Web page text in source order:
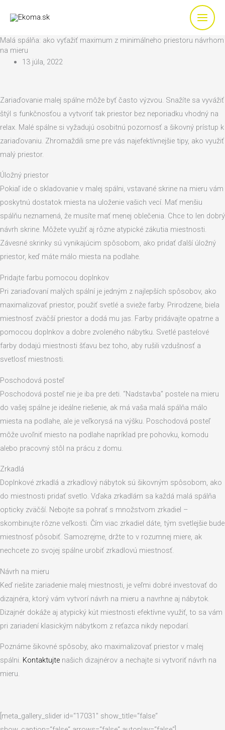
Malá spálňa: ako vyťažiť maximum z minimálneho priestoru návrhom
na mieru
13 júla, 2022
Zariaďovanie malej spálne môže byť často výzvou. Snažíte sa vyvážiť
štýl s funkčnosťou a vytvoriť tak priestor bez neporiadku vhodný na
relax. Malé spálne si vyžadujú osobitnú pozornosť a šikovný prístup k
zariaďovaniu. Zhromaždili sme pre vás najefektívnejšie tipy, ako využiť
malý priestor.
Úložný priestor
Pokiaľ ide o skladovanie v malej spálni, vstavané skrine na mieru vám
poskytnú dostatok miesta na uloženie vašich vecí. Mať menšiu
spálňu neznamená, že musíte mať menej oblečenia. Chce to len dobrý
návrh skrine. Môžete využiť aj rôzne atypické zákutia miestnosti.
Závesné skrinky sú vynikajúcim spôsobom, ako pridať ďalší úložný
priestor, keď máte málo miesta na podlahe.
Pridajte farbu pomocou doplnkov
Pri zariaďovaní malých spální je jedným z najlepších spôsobov, ako
maximalizovať priestor, použiť svetlé a svieže farby. Prirodzene, biela
miestnosť zväčší priestor a dodá mu jas. Farby pridávajte opatrne a
pomocou doplnkov a dobre zvoleného nábytku. Svetlé pastelové
farby dodajú miestnosti šťavu bez toho, aby rušili vzdušnosť a
svetlosť miestnosti.
Poschodová posteľ
Poschodová posteľ nie je iba pre deti. “Nadstavba” postele na mieru
do vašej spálne je ideálne riešenie, ak má vaša malá spálňa málo
miesta na podlahe, ale je veľkorysá na výšku. Poschodová posteľ
môže uvoľniť miesto na podlahe napríklad pre pohovku, komodu
alebo pracovný stôl na prácu z domu.
Zrkadlá
Doplnkové zrkadlá a zrkadlový nábytok sú šikovným spôsobom, ako
do miestnosti pridať svetlo. Vďaka zrkadlám sa každá malá spálňa
opticky zväčší. Nebojte sa pohrať s množstvom zrkadiel –
skombinujte rôzne veľkosti. Čím viac zrkadiel dáte, tým svetlejšie bude
miestnosť pôsobiť. Samozrejme, držte to v rozumnej miere, ak
nechcete zo svojej spálne urobiť zrkadlovú miestnosť.
Návrh na mieru
Keď riešite zariadenie malej miestnosti, je veľmi dobré investovať do
dizajnéra, ktorý vám vytvorí návrh na mieru a navrhne aj nábytok.
Dizajnér dokáže aj atypický kút miestnosti efektívne využiť, to sa vám
pri zariadení klasickým nábytkom z reťazca nikdy nepodarí.
Poznáme šikovné spôsoby, ako maximalizovať priestor v malej
spálni. Kontaktujte našich dizajnérov a nechajte si vytvoriť návrh na
mieru.
[meta_gallery_slider id=“17031″ show_title=“false“